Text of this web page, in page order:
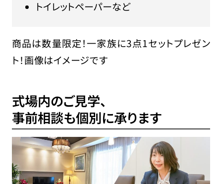
トイレットペーパーなど
商品は数量限定！一家族に3点1セットプレゼン
ト！画像はイメージです
式場内のご見学、
事前相談も個別に承ります